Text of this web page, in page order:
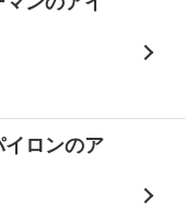
イロンのア